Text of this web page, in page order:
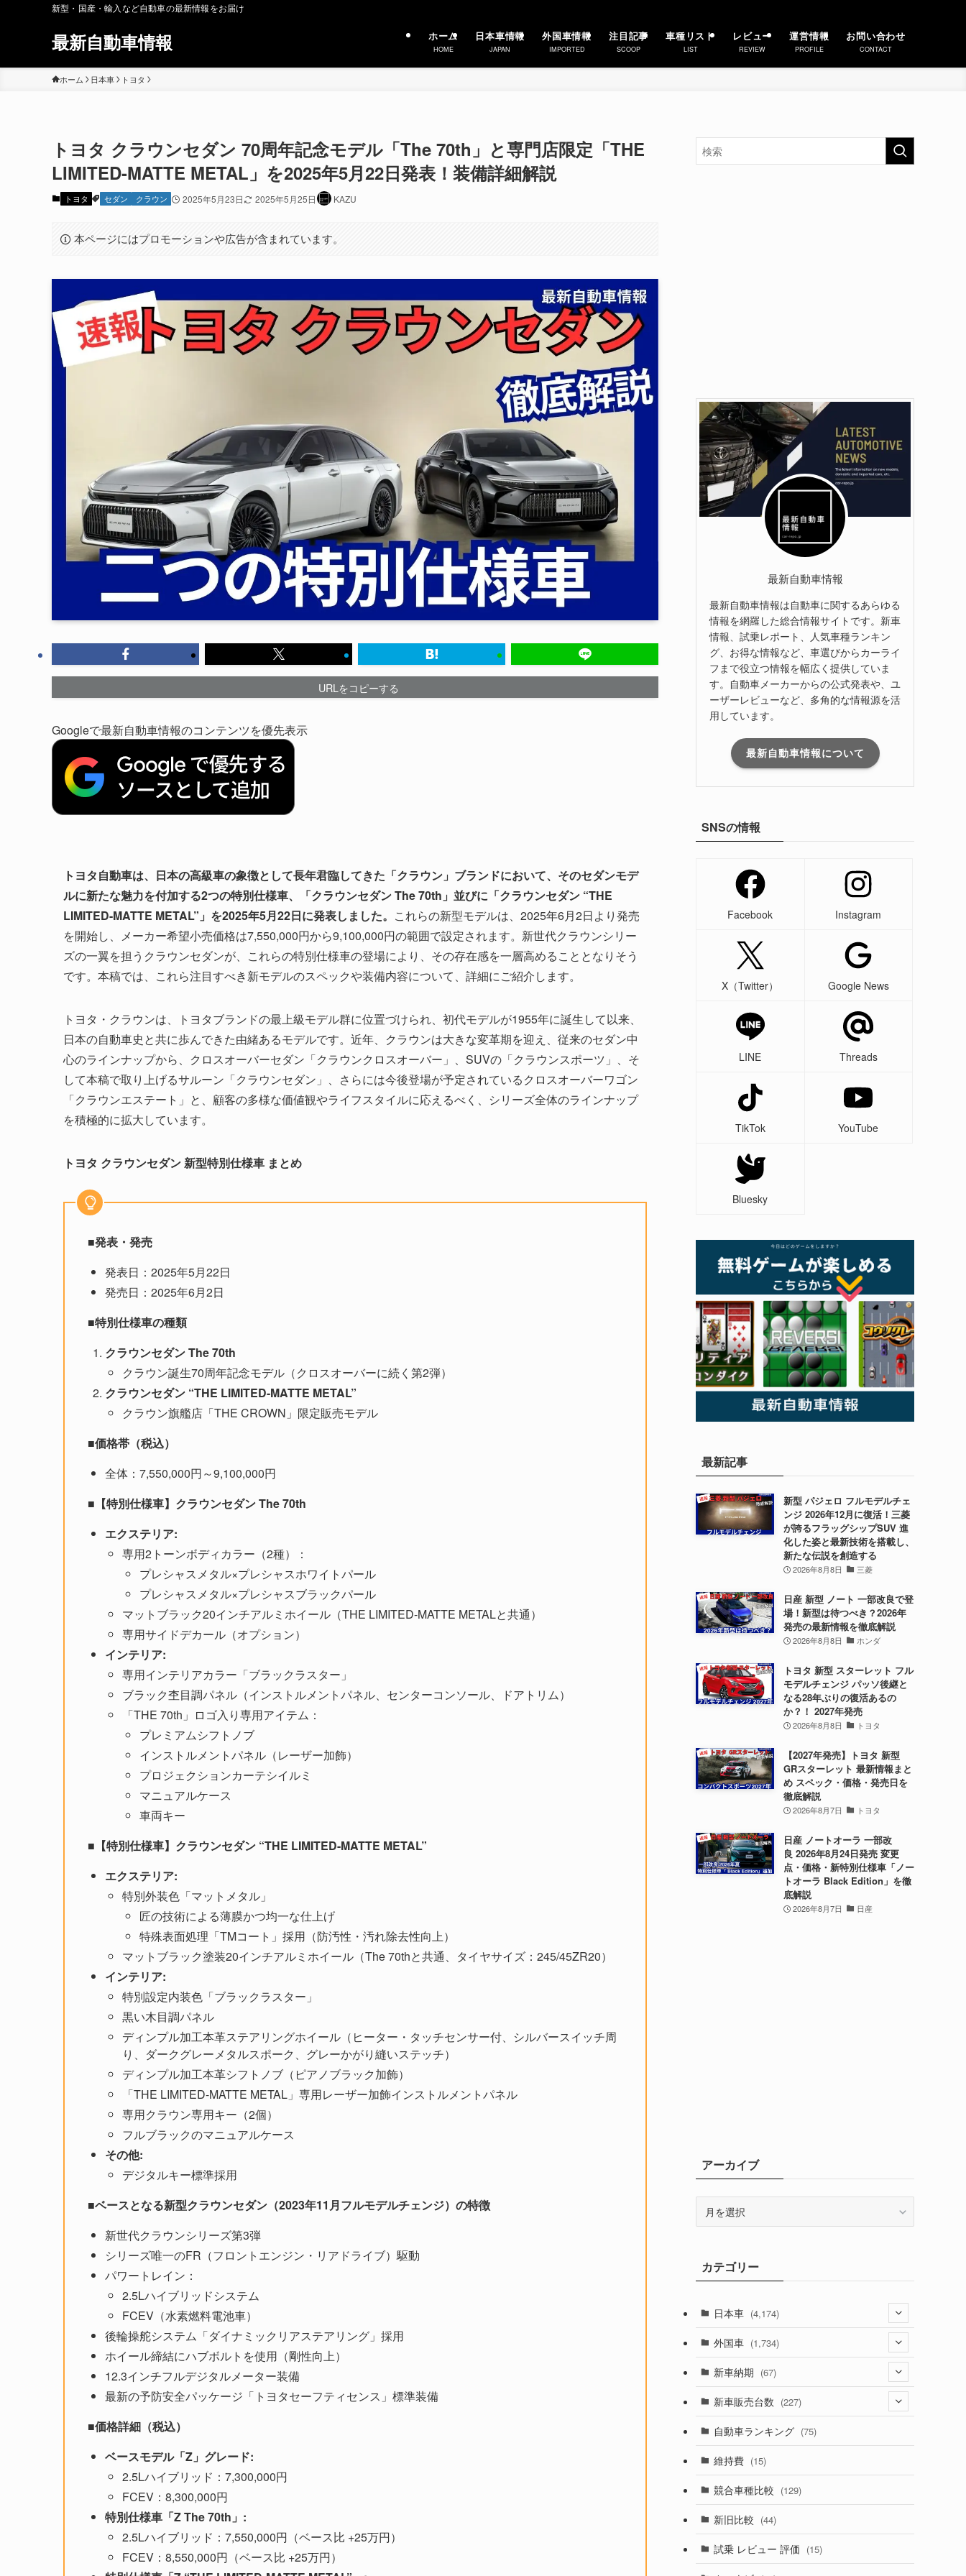
新型・国産・輸入など自動車の最新情報をお届け
最新自動車情報 ホーム
HOME
日本車情報
JAPAN
外国車情報
IMPORTED
注目記事
SCOOP
車種リスト
LIST
レビュー
REVIEW
運営情報
PROFILE
お問い合わせ
CONTACT
ホーム 日本車 トヨタ
トヨタ クラウンセダン 70周年記念モデル「The 70th」と専門店限定「THE
LIMITED-MATTE METAL」を2025年5月22日発表！装備詳細解説
トヨタ セダン クラウン 2025年5月23日 2025年5月25日 KAZU
本ページにはプロモーションや広告が含まれています。
URLをコピーする
Googleで最新自動車情報のコンテンツを優先表示
トヨタ自動車は、日本の高級車の象徴として長年君臨してきた「クラウン」ブランドにおいて、そのセダンモデ
ルに新たな魅力を付加する2つの特別仕様車、「クラウンセダン The 70th」並びに「クラウンセダン “THE
LIMITED-MATTE METAL”」を2025年5月22日に発表しました。 これらの新型モデルは、2025年6月2日より発売
を開始し、メーカー希望小売価格は7,550,000円から9,100,000円の範囲で設定されます。新世代クラウンシリー
ズの一翼を担うクラウンセダンが、これらの特別仕様車の登場により、その存在感を一層高めることとなりそう
です。本稿では、これら注目すべき新モデルのスペックや装備内容について、詳細にご紹介します。
トヨタ・クラウンは、トヨタブランドの最上級モデル群に位置づけられ、初代モデルが1955年に誕生して以来、
日本の自動車史と共に歩んできた由緒あるモデルです。近年、クラウンは大きな変革期を迎え、従来のセダン中
心のラインナップから、クロスオーバーセダン「クラウンクロスオーバー」、SUVの「クラウンスポーツ」、そ
して本稿で取り上げるサルーン「クラウンセダン」、さらには今後登場が予定されているクロスオーバーワゴン
「クラウンエステート」と、顧客の多様な価値観やライフスタイルに応えるべく、シリーズ全体のラインナップ
を積極的に拡大しています。
トヨタ クラウンセダン 新型特別仕様車 まとめ
■発表・発売
発表日：2025年5月22日
発売日：2025年6月2日
■特別仕様車の種類
クラウンセダン The 70th
クラウン誕生70周年記念モデル（クロスオーバーに続く第2弾）
クラウンセダン “THE LIMITED-MATTE METAL”
クラウン旗艦店「THE CROWN」限定販売モデル
■価格帯（税込）
全体：7,550,000円～9,100,000円
■【特別仕様車】クラウンセダン The 70th
エクステリア:
専用2トーンボディカラー（2種）：
プレシャスメタル×プレシャスホワイトパール
プレシャスメタル×プレシャスブラックパール
マットブラック20インチアルミホイール（THE LIMITED-MATTE METALと共通）
専用サイドデカール（オプション）
インテリア:
専用インテリアカラー「ブラックラスター」
ブラック杢目調パネル（インストルメントパネル、センターコンソール、ドアトリム）
「THE 70th」ロゴ入り専用アイテム：
プレミアムシフトノブ
インストルメントパネル（レーザー加飾）
プロジェクションカーテシイルミ
マニュアルケース
車両キー
■【特別仕様車】クラウンセダン “THE LIMITED-MATTE METAL”
エクステリア:
特別外装色「マットメタル」
匠の技術による薄膜かつ均一な仕上げ
特殊表面処理「TMコート」採用（防汚性・汚れ除去性向上）
マットブラック塗装20インチアルミホイール（The 70thと共通、タイヤサイズ：245/45ZR20）
インテリア:
特別設定内装色「ブラックラスター」
黒い木目調パネル
ディンプル加工本革ステアリングホイール（ヒーター・タッチセンサー付、シルバースイッチ周
り、ダークグレーメタルスポーク、グレーかがり縫いステッチ）
ディンプル加工本革シフトノブ（ピアノブラック加飾）
「THE LIMITED-MATTE METAL」専用レーザー加飾インストルメントパネル
専用クラウン専用キー（2個）
フルブラックのマニュアルケース
その他:
デジタルキー標準採用
■ベースとなる新型クラウンセダン（2023年11月フルモデルチェンジ）の特徴
新世代クラウンシリーズ第3弾
シリーズ唯一のFR（フロントエンジン・リアドライブ）駆動
パワートレイン：
2.5Lハイブリッドシステム
FCEV（水素燃料電池車）
後輪操舵システム「ダイナミックリアステアリング」採用
ホイール締結にハブボルトを使用（剛性向上）
12.3インチフルデジタルメーター装備
最新の予防安全パッケージ「トヨタセーフティセンス」標準装備
■価格詳細（税込）
ベースモデル「Z」グレード:
2.5Lハイブリッド：7,300,000円
FCEV：8,300,000円
特別仕様車「Z The 70th」:
2.5Lハイブリッド：7,550,000円（ベース比 +25万円）
FCEV：8,550,000円（ベース比 +25万円）
最新自動車情報
最新自動車情報は自動車に関するあらゆる
情報を網羅した総合情報サイトです。新車
情報、試乗レポート、人気車種ランキン
グ、お得な情報など、車選びからカーライ
フまで役立つ情報を幅広く提供していま
す。自動車メーカーからの公式発表や、ユ
ーザーレビューなど、多角的な情報源を活
用しています。
最新自動車情報について
SNSの情報
Facebook Instagram
X（Twitter） Google News
LINE Threads
TikTok YouTube
Bluesky
最新記事
新型 パジェロ フルモデルチェ
ンジ 2026年12月に復活！三菱
が誇るフラッグシップSUV 進
化した姿と最新技術を搭載し、
新たな伝説を創造する
2026年8月8日 三菱
日産 新型 ノート 一部改良で登
場！新型は待つべき？2026年
発売の最新情報を徹底解説
2026年8月8日 ホンダ
トヨタ 新型 スターレット フル
モデルチェンジ パッソ後継と
なる28年ぶりの復活あるの
か？！ 2027年発売
2026年8月8日 トヨタ
【2027年発売】トヨタ 新型
GRスターレット 最新情報まと
め スペック・価格・発売日を
徹底解説
2026年8月7日 トヨタ
日産 ノートオーラ 一部改
良 2026年8月24日発売 変更
点・価格・新特別仕様車「ノー
トオーラ Black Edition」を徹
底解説
2026年8月7日 日産
アーカイブ
ブカテゴリー
日本車 (4,174)
(1,321)
(329)
(526)
(357)
(328)
(194)
(230)
(253)
外国車 (1,734)
(188)
(242)
(85)
(84)
(14)
(222)
新車納期 (67)
(28)
(8)
(3)
(3)
(5)
新車販売台数 (227)
(21)
(5)
(7)
自動車ランキング (75)
維持費 (15)
競合車種比較 (129)
新旧比較 (44)
試乗 レビュー 評価 (15)